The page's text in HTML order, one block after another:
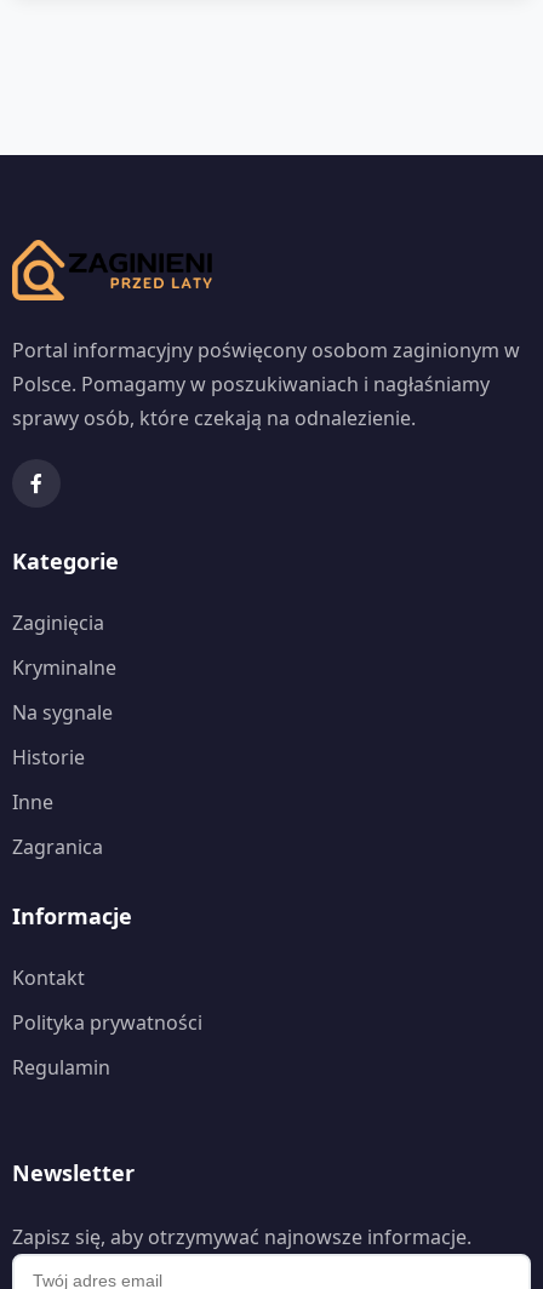
Portal informacyjny poświęcony osobom zaginionym w
Polsce. Pomagamy w poszukiwaniach i nagłaśniamy
sprawy osób, które czekają na odnalezienie.
Kategorie
Zaginięcia
Kryminalne
Na sygnale
Historie
Inne
Zagranica
Informacje
Kontakt
Polityka prywatności
Regulamin
Newsletter
Zapisz się, aby otrzymywać najnowsze informacje.